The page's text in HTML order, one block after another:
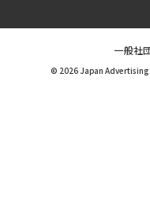
一般社
© 2026 Japan Advertising